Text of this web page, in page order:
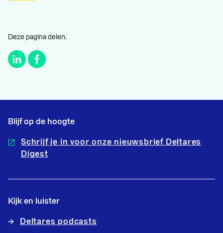
Deze pagina delen.
Blijf op de hoogte
Schrijf je in voor onze nieuwsbrief Deltares
Digest
Kijk en luister
Deltares podcasts